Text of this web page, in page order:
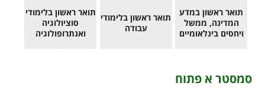
תואר ראשון במדע
המדינה, ממשל
ויחסים בינלאומיים
תואר ראשון בלימודי
עבודה
תואר ראשון בלימודי
סוציולוגיה
ואנתרופולוגיה
סמסטר א פתוח